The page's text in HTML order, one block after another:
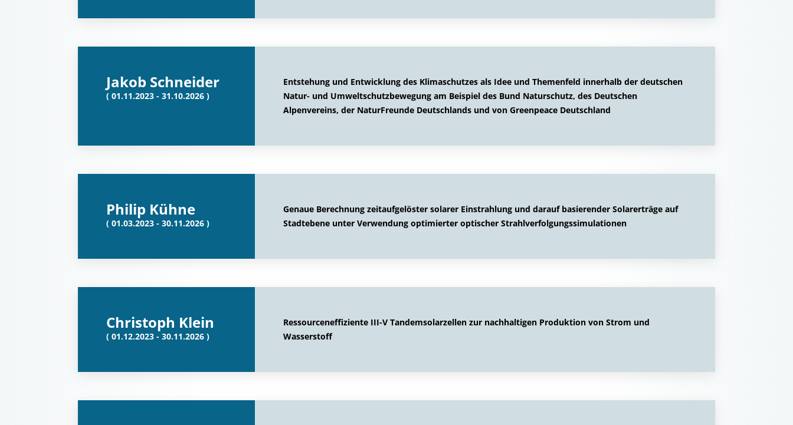
Jakob Schneider
( 01.11.2023 - 31.10.2026 )
Entstehung und Entwicklung des Klimaschutzes als Idee und Themenfeld innerhalb der deutschen
Natur- und Umweltschutzbewegung am Beispiel des Bund Naturschutz, des Deutschen
Alpenvereins, der NaturFreunde Deutschlands und von Greenpeace Deutschland
Philip Kühne
( 01.03.2023 - 30.11.2026 )
Genaue Berechnung zeitaufgelöster solarer Einstrahlung und darauf basierender Solarerträge auf
Stadtebene unter Verwendung optimierter optischer Strahlverfolgungssimulationen
Christoph Klein
( 01.12.2023 - 30.11.2026 )
Ressourceneffiziente III-V Tandemsolarzellen zur nachhaltigen Produktion von Strom und
Wasserstoff